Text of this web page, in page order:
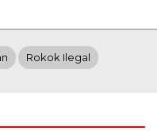
Rokok Ilegal